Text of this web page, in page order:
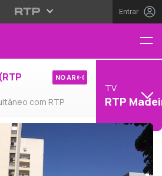
Entrar
com RTP
NO AR
TV
RTP